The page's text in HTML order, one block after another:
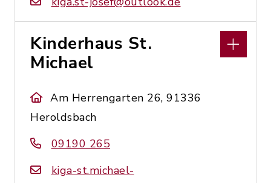
Kinderhaus St.
Michael
Am Herrengarten 26, 91336
Heroldsbach
09190 265
kiga-st.michael-